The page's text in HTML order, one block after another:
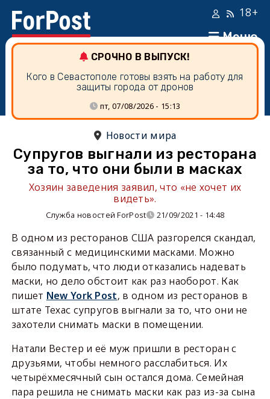
Меню
18+
СРОЧНО В ВЫПУСК!
Кого в Севастополе готовы взять на работу для
защиты города от дронов
пт, 07/08/2026 - 15:13
Новости мира
Супругов выгнали из ресторана
за то, что они были в масках
Хозяин заведения заявил, что «не хочет их
видеть».
Служба новостей ForPost 21/09/2021 - 14:48
В одном из ресторанов США разгорелся скандал,
связанный с медицинскими масками. Можно
было подумать, что люди отказались надевать
маски, но дело обстоит как раз наоборот. Как
пишет New York Post, в одном из ресторанов в
штате Техас супругов выгнали за то, что они не
захотели снимать маски в помещении.
Натали Вестер и её муж пришли в ресторан с
друзьями, чтобы немного расслабиться. Их
четырёхмесячный сын остался дома. Семейная
пара решила не снимать маски как раз из-за сына